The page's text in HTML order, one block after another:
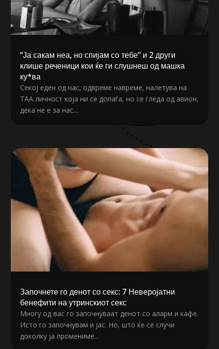
“Ја сакам неа, но спијам со тебе” и 2 други
клише реченици кои ќе ги слушнеш од машка
ку*ва
Секој еден од нас, одвреме навреме, налетува на
ТАА личност која ни се допаѓа, но се гледа од авион,
дека не е за нас....
Започнете го денот со секс: 7 Неверојатни
бенефити на утринскиот секс
Многу од вас го започнуваат денот со аларм и кафе.
Исто го започнувам и јас. Но, што ќе се случи
доколку ја промениме...